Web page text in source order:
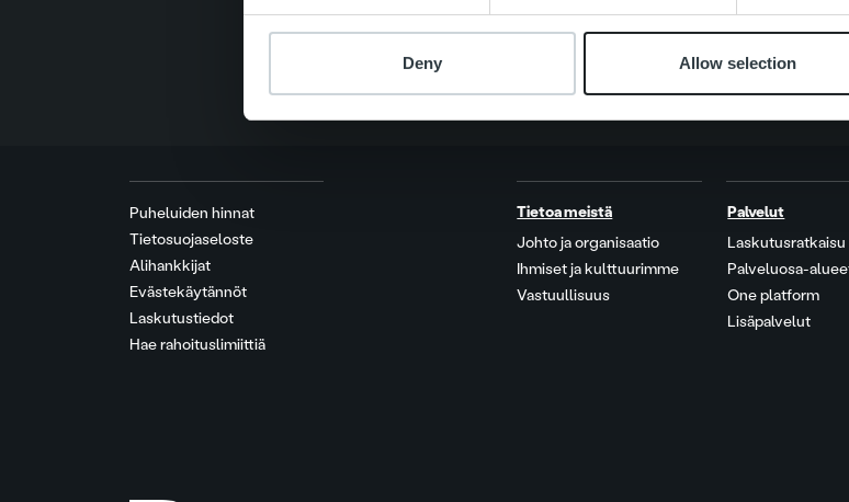
Deny Allow selection
Puheluiden hinnat
Tietosuojaseloste
Alihankkijat
Evästekäytännöt
Laskutustiedot
Hae rahoituslimiittiä
Tietoa meistä
Johto ja organisaatio
Ihmiset ja kulttuurimme
Vastuullisuus
Palvelut
Laskutusratkaisu
Palveluosa-
One platform
Lisäpalvelut